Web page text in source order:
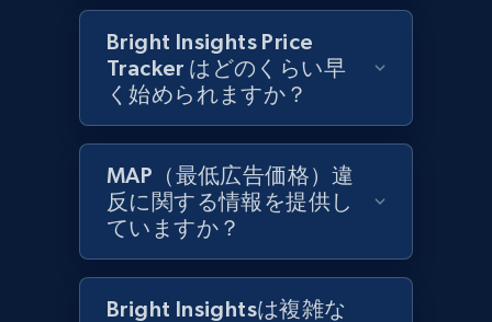
1.3K+ 176+ 今すぐ始める
Zara - Products
Category id, Product id, Product name, Price,
Currency, Colour code, Colour, Description, and
1.2K+ 208+ 今すぐ始める
Bright Insights Price
Tracker はどのくらい早
く始められますか？
MAP（最低広告価格）違
反に関する情報を提供し
ていますか？
Bright Insightsは複雑な